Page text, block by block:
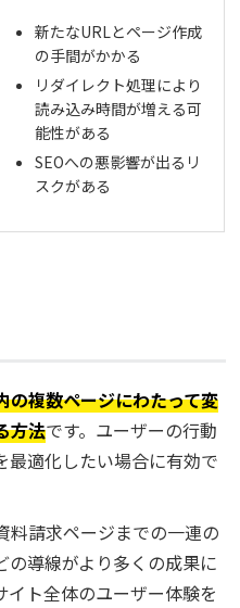
新たなURLとページ作成
の手間がかかる
リダイレクト処理により
読み込み時間が増える可
能性がある
SEOへの悪影響が出るリ
スクがある
の複数ページにわたって変
方法です。ユーザーの行動
最適化したい場合に有効で
料請求ページまでの一連の
の導線がより多くの成果に
ト全体のユーザー体験を